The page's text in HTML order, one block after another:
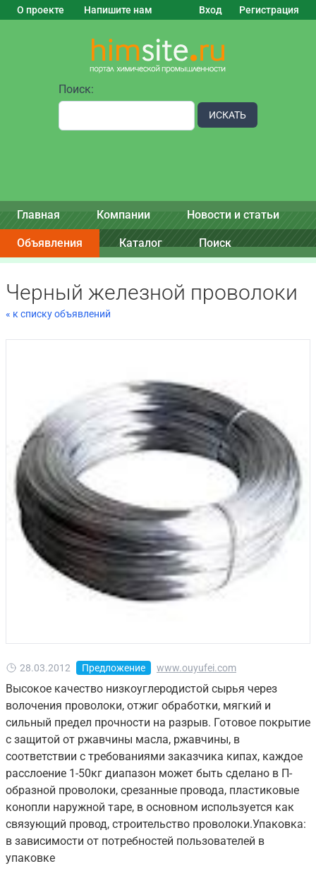
О проекте Напишите нам Вход Регистрация
Поиск:
ИСКАТЬ
Главная Компании Новости и статьи
Объявления Каталог Поиск
Черный железной проволоки
« к списку объявлений
28.03.2012 Предложение www.ouyufei.com
Высокое качество низкоуглеродистой сырья через
волочения проволоки, отжиг обработки, мягкий и
сильный предел прочности на разрыв. Готовое покрытие
с защитой от ржавчины масла, ржавчины, в
соответствии с требованиями заказчика кипах, каждое
расслоение 1-50кг диапазон может быть сделано в П-
образной проволоки, срезанные провода, пластиковые
конопли наружной таре, в основном используется как
связующий провод, строительство проволоки.Упаковка:
в зависимости от потребностей пользователей в
упаковке